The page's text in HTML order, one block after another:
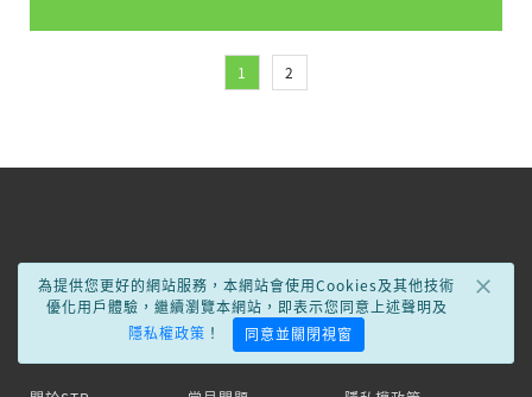
1 2
×
為提供您更好的網站服務，本網站會使用Cookies及其他技術
優化用戶體驗，繼續瀏覽本網站，即表示您同意上述聲明及
隱私權政策 ！ 同意並關閉視窗